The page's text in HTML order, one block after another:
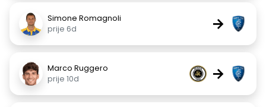
Simone Romagnoli
prije 6d
→
Marco Ruggero
prije 10d
→